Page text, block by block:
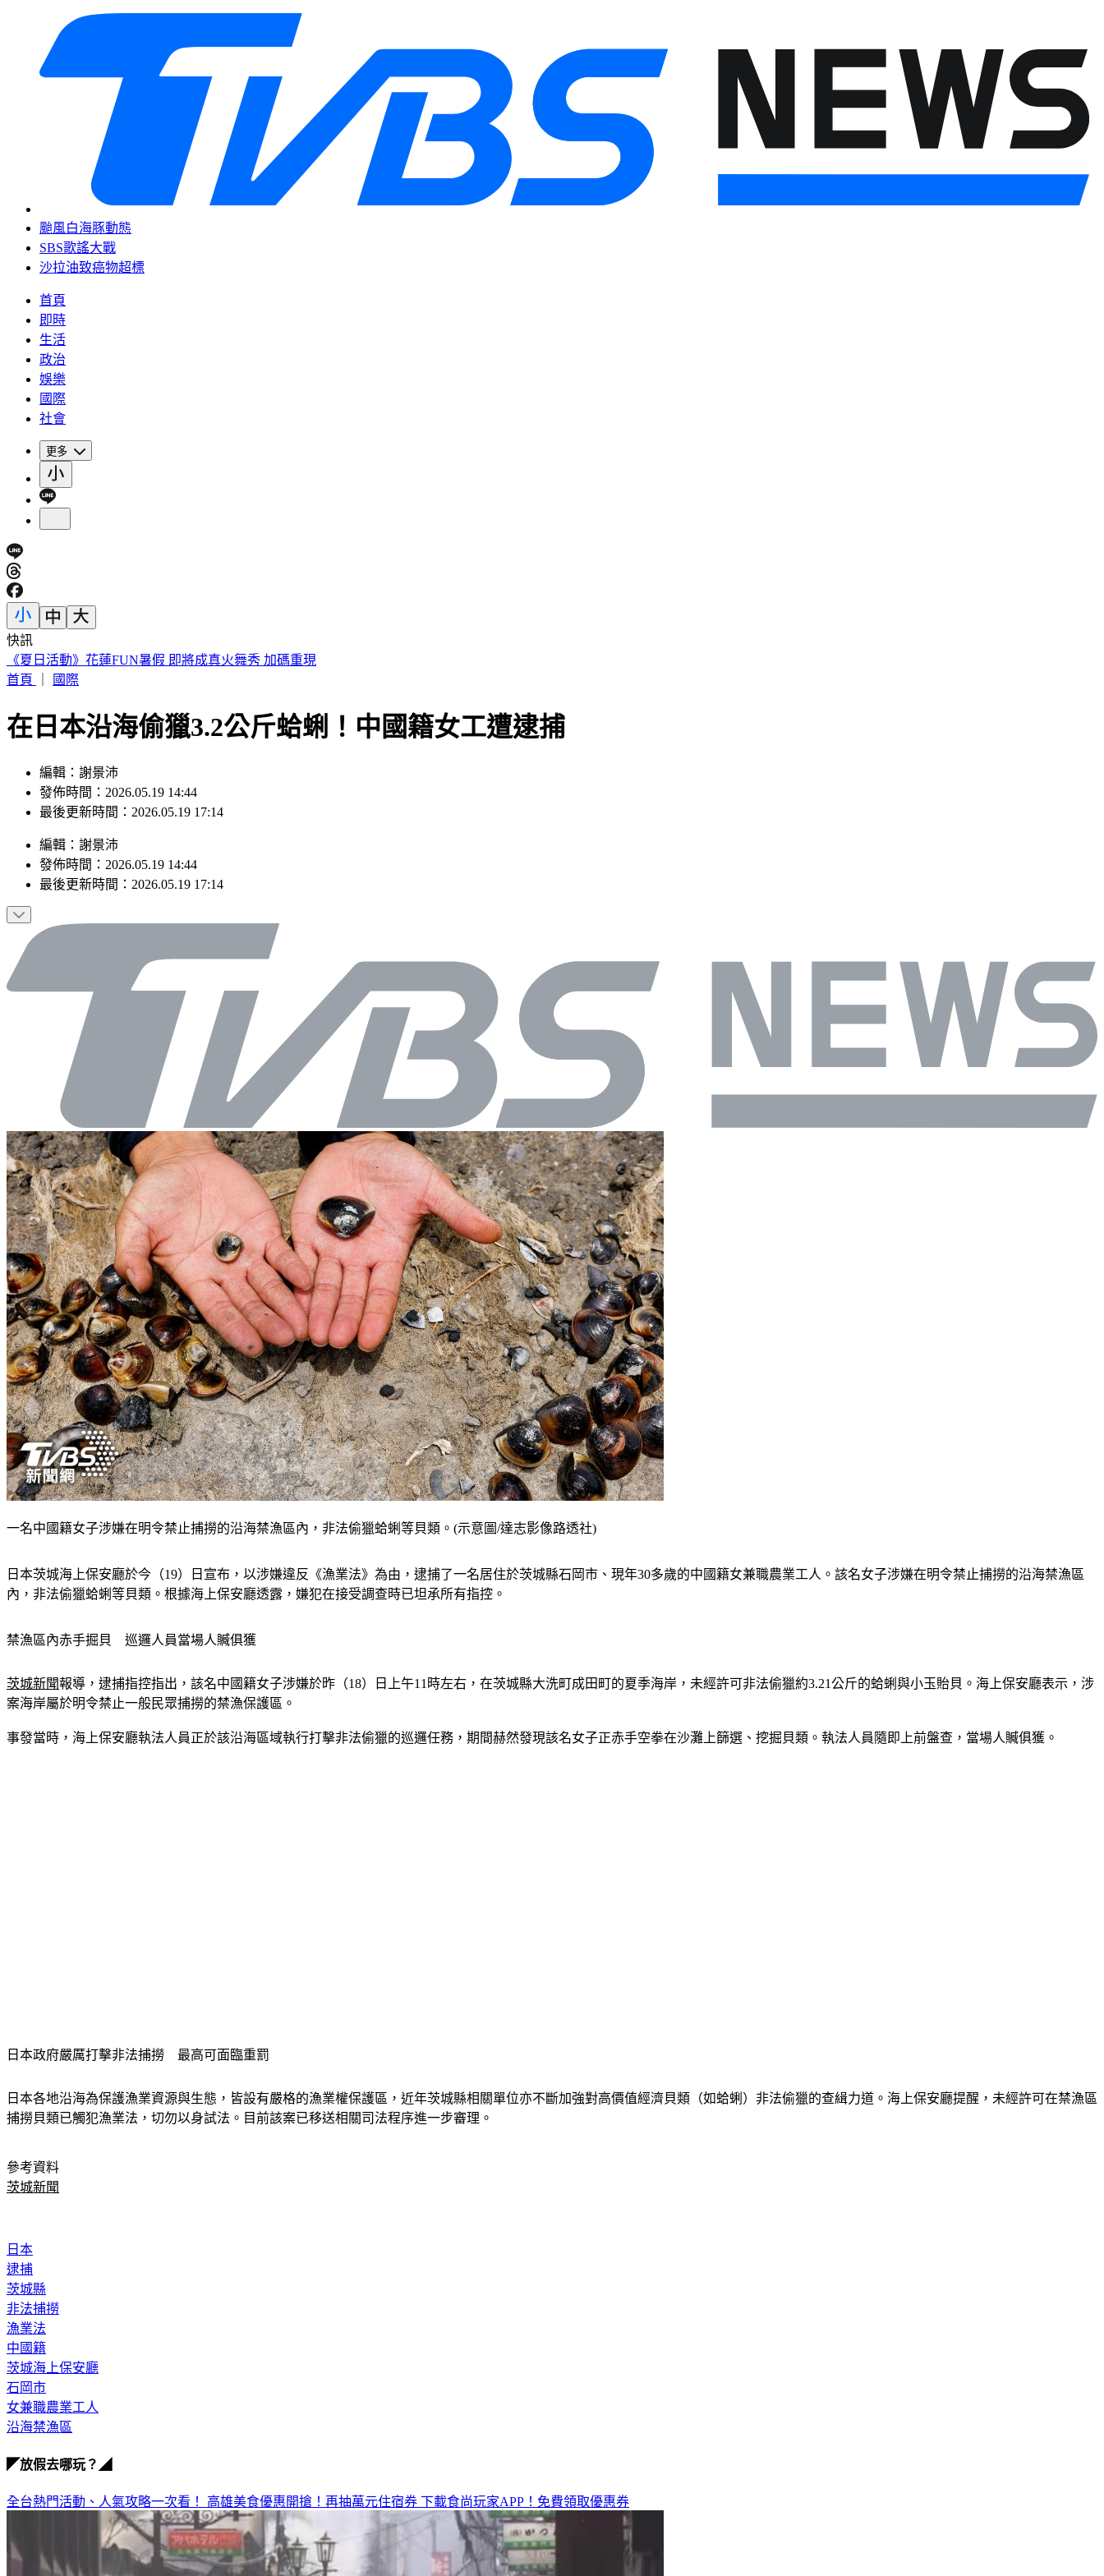
颱風白海豚動態
SBS歌謠大戰
沙拉油致癌物超標
首頁
即時
生活
政治
娛樂
國際
社會
更多
快訊
《夏日活動》花蓮FUN暑假 即將成真火舞秀 加碼重現
首頁
國際
在日本沿海偷獵3.2公斤蛤蜊！中國籍女工遭逮捕
編輯：謝景沛
發佈時間：2026.05.19 14:44
最後更新時間：2026.05.19 17:14
編輯 ： 謝景沛
發佈時間： 2026.05.19 14:44
最後更新時間： 2026.05.19 17:14
一名中國籍女子涉嫌在明令禁止捕撈的沿海禁漁區內，非法偷獵蛤蜊等貝類。(示意圖/達志影像路透社)
日本茨城海上保安廳於今（19）日宣布，以涉嫌違反《漁業法》為由，逮捕了一名居住於茨城縣石岡市、現年30多歲的中國籍女兼職農業工人。該名女子涉嫌在明令禁止捕撈的沿海禁漁區
內，非法偷獵蛤蜊等貝類。根據海上保安廳透露，嫌犯在接受調查時已坦承所有指控。
禁漁區內赤手掘貝　巡邏人員當場人贓俱獲
茨城新聞報導，逮捕指控指出，該名中國籍女子涉嫌於昨（18）日上午11時左右，在茨城縣大洗町成田町的夏季海岸，未經許可非法偷獵約3.21公斤的蛤蜊與小玉貽貝。海上保安廳表示，涉
案海岸屬於明令禁止一般民眾捕撈的禁漁保護區。
事發當時，海上保安廳執法人員正於該沿海區域執行打擊非法偷獵的巡邏任務，期間赫然發現該名女子正赤手空拳在沙灘上篩選、挖掘貝類。執法人員隨即上前盤查，當場人贓俱獲。
日本政府嚴厲打擊非法捕撈　最高可面臨重罰
日本各地沿海為保護漁業資源與生態，皆設有嚴格的漁業權保護區，近年茨城縣相關單位亦不斷加強對高價值經濟貝類（如蛤蜊）非法偷獵的查緝力道。海上保安廳提醒，未經許可在禁漁區
捕撈貝類已觸犯漁業法，切勿以身試法。目前該案已移送相關司法程序進一步審理。
參考資料
茨城新聞
日本
逮捕
茨城縣
非法捕撈
漁業法
中國籍
茨城海上保安廳
石岡市
女兼職農業工人
沿海禁漁區
◤放假去哪玩？◢
全台熱門活動、人氣攻略一次看！ 高雄美食優惠開搶！再抽萬元住宿券 下載食尚玩家APP！免費領取優惠券